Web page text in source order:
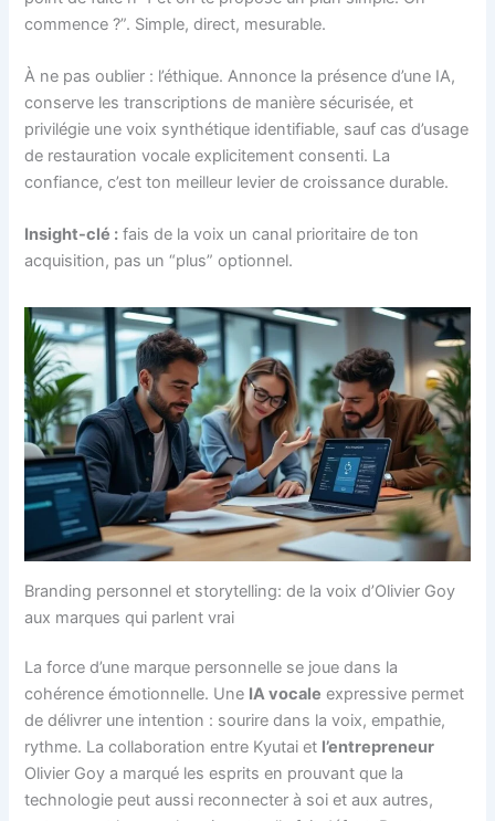
commence ?”. Simple, direct, mesurable.
À ne pas oublier : l’éthique. Annonce la présence d’une IA,
conserve les transcriptions de manière sécurisée, et
privilégie une voix synthétique identifiable, sauf cas d’usage
de restauration vocale explicitement consenti. La
confiance, c’est ton meilleur levier de croissance durable.
Insight-clé : fais de la voix un canal prioritaire de ton
acquisition, pas un “plus” optionnel.
Branding personnel et storytelling: de la voix d’Olivier Goy
aux marques qui parlent vrai
La force d’une marque personnelle se joue dans la
cohérence émotionnelle. Une IA vocale expressive permet
de délivrer une intention : sourire dans la voix, empathie,
rythme. La collaboration entre Kyutai et l’entrepreneur
Olivier Goy a marqué les esprits en prouvant que la
technologie peut aussi reconnecter à soi et aux autres,